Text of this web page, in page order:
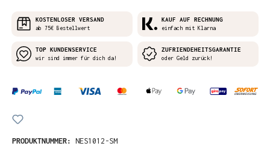
KOSTENLOSER VERSAND
ab 75€ Bestellwert
KAUF AUF RECHNUNG
einfach mit Klarna
TOP KUNDENSERVICE
wir sind immer für dich da!
ZUFRIENDEHEITSGARANTIE
oder Geld zurück!
PRODUKTNUMMER: NES1012-SM